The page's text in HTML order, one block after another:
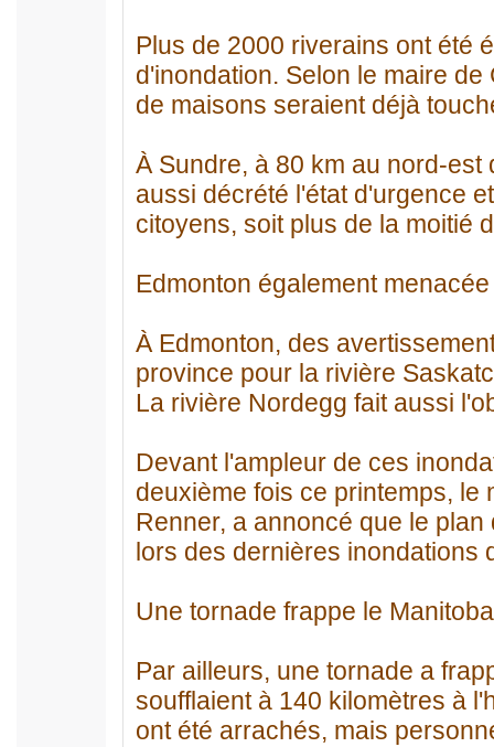
Plus de 2000 riverains ont été
d'inondation. Selon le maire
de maisons seraient déjà
À Sundre, à 80 km au nord-
aussi décrété l'état d'urgence
citoyens, soit plus de la moitié
Edmonton également menacée
À Edmonton, des
province pour la rivière
La rivière Nordegg fait aussi
Devant l'ampleur de ces
deuxième fois ce printemps, le
Renner, a annoncé que le
lors des dernières inondations
Une tornade frappe le Manitoba
Par ailleurs, une tornade a
soufflaient à 140 kilomètres à
ont été arrachés, mais